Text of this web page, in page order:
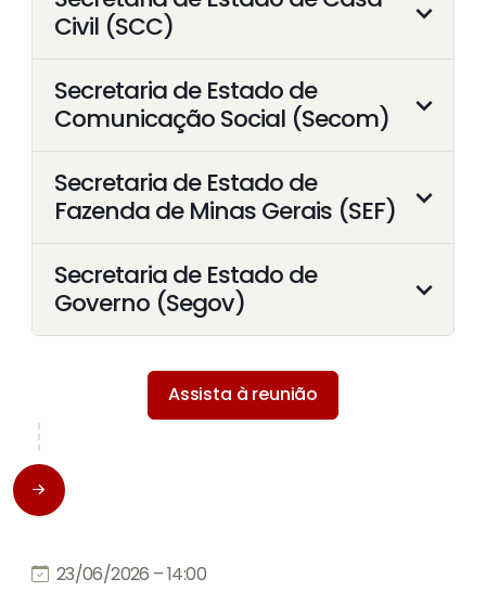
Civil (SCC)
Secretaria de Estado de
Comunicação Social (Secom)
Secretaria de Estado de
Fazenda de Minas Gerais (SEF)
Secretaria de Estado de
Governo (Segov)
Assista à reunião
23/06/2026 – 14:00